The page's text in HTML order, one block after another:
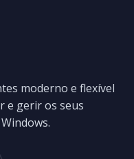
moderno e flexível
e gerir os seus